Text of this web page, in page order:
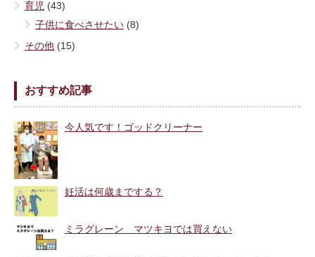
育児 (43)
子供に食べさせたい (8)
その他 (15)
おすすめ記事
今人気です！ゴッドクリーナー
妊活は何歳までする？
ミラグレーン マツキヨでは買えない